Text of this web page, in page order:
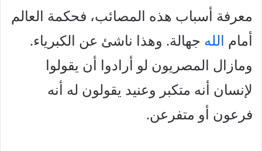
معرفة أسباب هذه المصائب، فحكمة العالم
أمام
الله جهالة. وهذا ناشئ عن الكبرياء.
ومازال المصريون لو أرادوا أن يقولوا
لإنسان أنه متكبر وعنيد يقولون له أنه
فرعون أو متفرعن.